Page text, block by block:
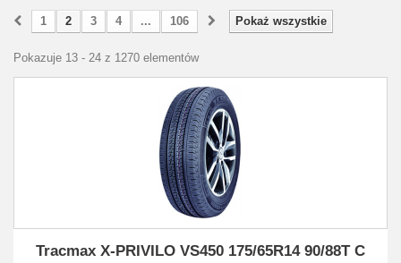
Pokaż wszystkie
1 2 3 4 ... 106
Pokazuje 13 - 24 z 1270 elementów
Tracmax X-PRIVILO VS450 175/65R14 90/88T C